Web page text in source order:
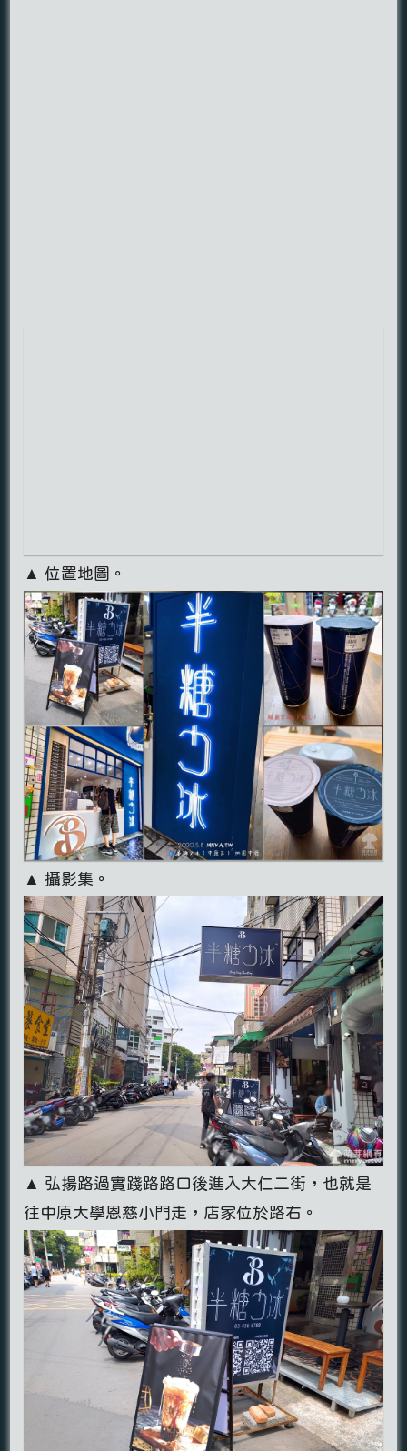
▲ 位置地圖。
▲ 攝影集。
▲ 弘揚路過實踐路路口後進入大仁二街，也就是
往中原大學恩慈小門走，店家位於路右。